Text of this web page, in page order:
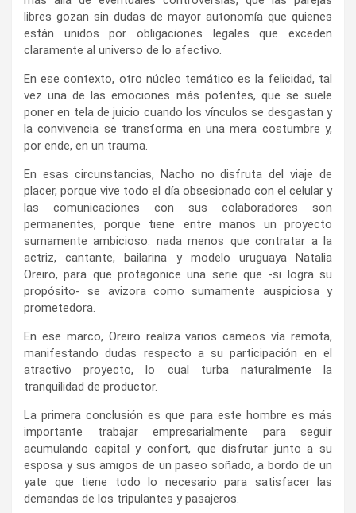
libres gozan sin dudas de mayor autonomía que quienes
están unidos por obligaciones legales que exceden
claramente al universo de lo afectivo.
En ese contexto, otro núcleo temático es la felicidad, tal
vez una de las emociones más potentes, que se suele
poner en tela de juicio cuando los vínculos se desgastan y
la convivencia se transforma en una mera costumbre y,
por ende, en un trauma.
En esas circunstancias, Nacho no disfruta del viaje de
placer, porque vive todo el día obsesionado con el celular y
las comunicaciones con sus colaboradores son
permanentes, porque tiene entre manos un proyecto
sumamente ambicioso: nada menos que contratar a la
actriz, cantante, bailarina y modelo uruguaya Natalia
Oreiro, para que protagonice una serie que -si logra su
propósito- se avizora como sumamente auspiciosa y
prometedora.
En ese marco, Oreiro realiza varios cameos vía remota,
manifestando dudas respecto a su participación en el
atractivo proyecto, lo cual turba naturalmente la
tranquilidad de productor.
La primera conclusión es que para este hombre es más
importante trabajar empresarialmente para seguir
acumulando capital y confort, que disfrutar junto a su
esposa y sus amigos de un paseo soñado, a bordo de un
yate que tiene todo lo necesario para satisfacer las
demandas de los tripulantes y pasajeros.